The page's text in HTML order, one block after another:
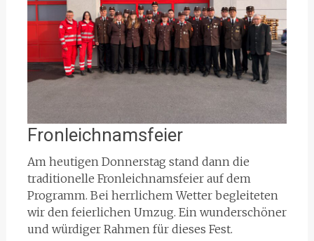
Fronleichnamsfeier
Am heutigen Donnerstag stand dann die
traditionelle Fronleichnamsfeier auf dem
Programm. Bei herrlichem Wetter begleiteten
wir den feierlichen Umzug. Ein wunderschöner
und würdiger Rahmen für dieses Fest.